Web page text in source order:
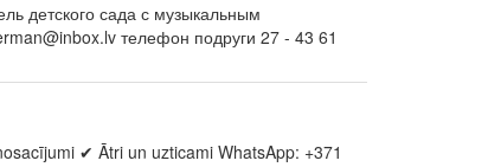
детского сада с музыкальным
телефон подруги 27 - 43 61
✔ Ātri un uzticami WhatsApp: +371